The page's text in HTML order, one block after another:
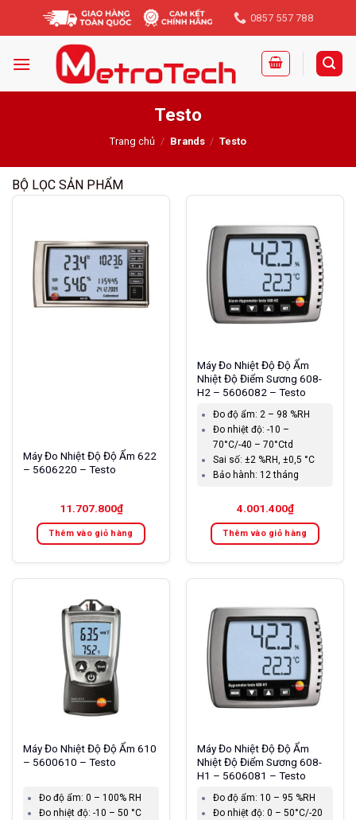
0857 557 788
Testo
Trang chủ / Brands / Testo
BỘ LỌC SẢN PHẨM
Máy Đo Nhiệt Độ Độ Ẩm 622
– 5606220 – Testo
11.707.800₫
Thêm vào giỏ hàng
Máy Đo Nhiệt Độ Độ Ẩm
Nhiệt Độ Điểm Sương 608-
H2 – 5606082 – Testo
Đo độ ẩm: 2 – 98 %RH
Đo nhiệt độ: -10 –
70°C/-40 – 70°Ctd
Sai số: ±2 %RH, ±0,5 °C
Bảo hành: 12 tháng
4.001.400₫
Thêm vào giỏ hàng
Máy Đo Nhiệt Độ Độ Ẩm 610
– 5600610 – Testo
Đo độ ẩm:0 – 100% RH
Đo nhiệt độ:-10 – 50 °C
Máy Đo Nhiệt Độ Độ Ẩm
Nhiệt Độ Điểm Sương 608-
H1 – 5606081 – Testo
Đo độ ẩm: 10 – 95 %RH
Đo nhiệt độ: 0 – 50°C/-20